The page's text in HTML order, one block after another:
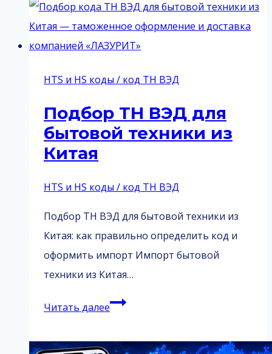
продуктов
питания
Китая:
документы
и
HTS и HS коды / код ТН ВЭД
Подбор ТН ВЭД для
бытовой техники из
Китая
HTS и HS коды / код ТН ВЭД
Подбор ТН ВЭД для бытовой техники из
Китая: как правильно определить код и
оформить импорт Импорт бытовой
техники из Китая…
Читать далееПодбор
ВЭД